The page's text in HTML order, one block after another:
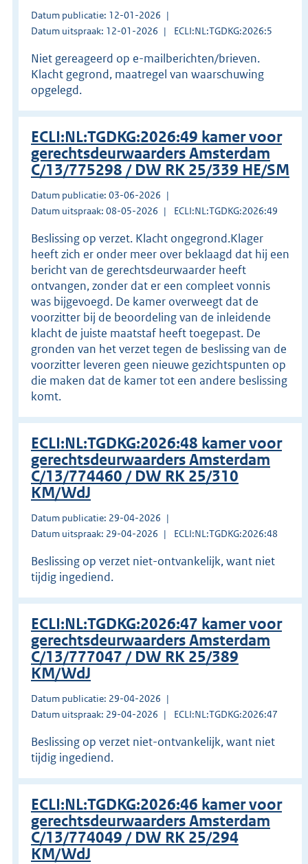
Datum publicatie: 12-01-2026
Datum uitspraak: 12-01-2026
ECLI:NL:TGDKG:2026:5
Niet gereageerd op e-mailberichten/brieven.
Klacht gegrond, maatregel van waarschuwing
opgelegd.
ECLI:NL:TGDKG:2026:49 kamer voor
gerechtsdeurwaarders Amsterdam
C/13/775298 / DW RK 25/339 HE/SM
Datum publicatie: 03-06-2026
Datum uitspraak: 08-05-2026
ECLI:NL:TGDKG:2026:49
Beslissing op verzet. Klacht ongegrond.Klager
heeft zich er onder meer over beklaagd dat hij een
bericht van de gerechtsdeurwaarder heeft
ontvangen, zonder dat er een compleet vonnis
was bijgevoegd. De kamer overweegt dat de
voorzitter bij de beoordeling van de inleidende
klacht de juiste maatstaf heeft toegepast. De
gronden van het verzet tegen de beslissing van de
voorzitter leveren geen nieuwe gezichtspunten op
die maken dat de kamer tot een andere beslissing
komt.
ECLI:NL:TGDKG:2026:48 kamer voor
gerechtsdeurwaarders Amsterdam
C/13/774460 / DW RK 25/310
KM/WdJ
Datum publicatie: 29-04-2026
Datum uitspraak: 29-04-2026
ECLI:NL:TGDKG:2026:48
Beslissing op verzet niet-ontvankelijk, want niet
tijdig ingediend.
ECLI:NL:TGDKG:2026:47 kamer voor
gerechtsdeurwaarders Amsterdam
C/13/777047 / DW RK 25/389
KM/WdJ
Datum publicatie: 29-04-2026
Datum uitspraak: 29-04-2026
ECLI:NL:TGDKG:2026:47
Beslissing op verzet niet-ontvankelijk, want niet
tijdig ingediend.
ECLI:NL:TGDKG:2026:46 kamer voor
gerechtsdeurwaarders Amsterdam
C/13/774049 / DW RK 25/294
KM/WdJ